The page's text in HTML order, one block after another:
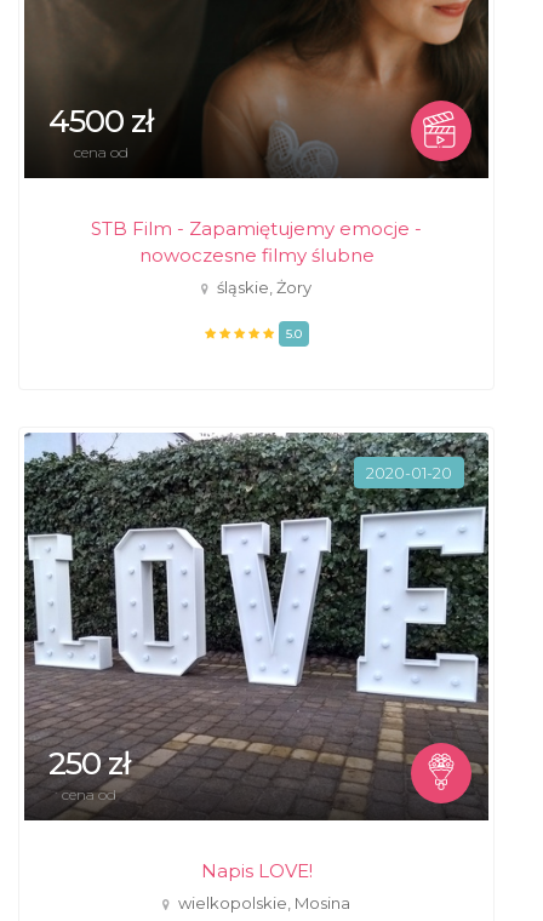
4500 zł
cena od
STB Film - Zapamiętujemy emocje -
nowoczesne filmy ślubne
śląskie, Żory
5.0
2020-01-20
250 zł
cena od
Napis LOVE!
wielkopolskie, Mosina